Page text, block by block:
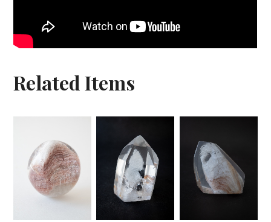
Related Items